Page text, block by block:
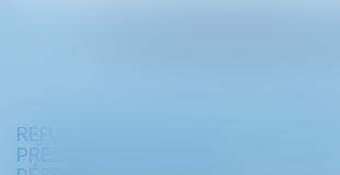
PROTECTION DES SOLS ET DES
QUELQUES NOUVEAUTÉS À